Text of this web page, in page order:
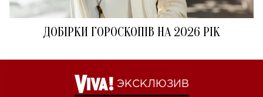
ДОБІРКИ ГОРОСКОПІВ НА 2026 РІК
ЭКСКЛЮЗИВ